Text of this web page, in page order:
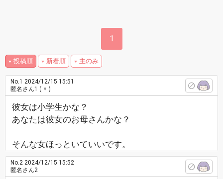
1
投稿順 新着順 主のみ
No.1 2024/12/15 15:51
匿名さん1 ( ♀ )
彼女は小学生かな？
あなたは彼女のお母さんかな？
そんな女ほっといていいです。
No.2 2024/12/15 15:52
匿名さん2